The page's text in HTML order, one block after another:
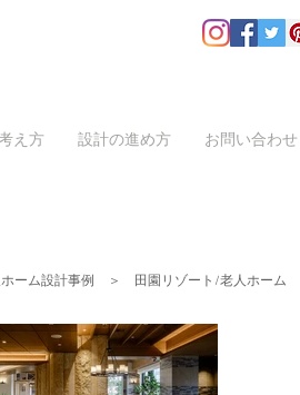
え方 設計の進め方 お問い合わせ
ーム設計事例 ＞ 田園リゾート/老人ホーム